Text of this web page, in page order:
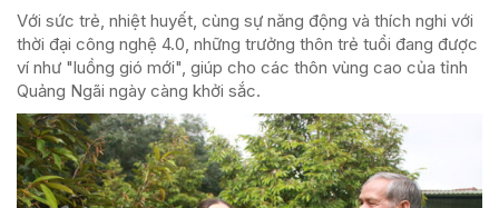
Với sức trẻ, nhiệt huyết, cùng sự năng động và thích nghi với
thời đại công nghệ 4.0, những trưởng thôn trẻ tuổi đang được
ví như "luồng gió mới", giúp cho các thôn vùng cao của tỉnh
Quảng Ngãi ngày càng khởi sắc.